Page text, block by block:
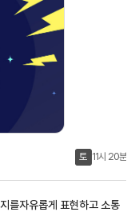
금 17시 10분
토 11시 20분
주MBC의 다양한 특집 프로
월 18시 05분
목 18시 05분
목 21시 00분